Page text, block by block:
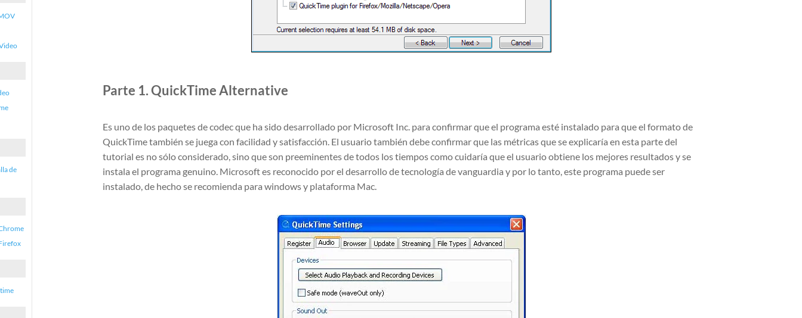
de
Parte 1. QuickTime Alternative
Es uno de los paquetes de codec que ha sido desarrollado por Microsoft Inc. para confirmar que el programa esté instalado para que el formato de
QuickTime también se juega con facilidad y satisfacción. El usuario también debe confirmar que las métricas que se explicaría en esta parte del
tutorial es no sólo considerado, sino que son preeminentes de todos los tiempos como cuidaría que el usuario obtiene los mejores resultados y se
instala el programa genuino. Microsoft es reconocido por el desarrollo de tecnología de vanguardia y por lo tanto, este programa puede ser
instalado, de hecho se recomienda para windows y plataforma Mac.